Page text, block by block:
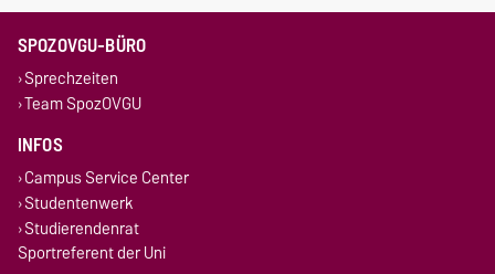
SPOZOVGU-BÜRO
Sprechzeiten
Team SpozOVGU
INFOS
Campus Service Center
Studentenwerk
Studierendenrat
Sportreferent der Uni